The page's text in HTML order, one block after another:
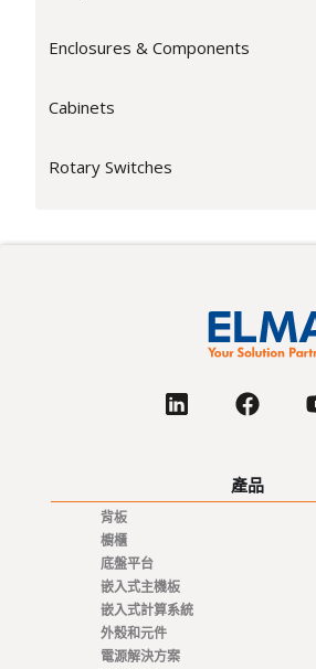
Enclosures & Components
Cabinets
Rotary Switches
產品
背板
櫥櫃
底盤平台
嵌入式主機板
嵌入式計算系統
外殼和元件
電源解決方案